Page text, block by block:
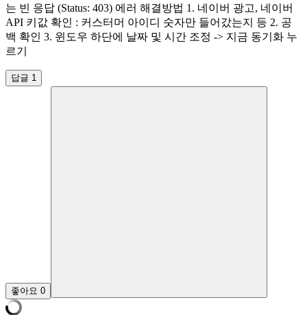
는 빈 응답 (Status: 403) 에러 해결방법 1. 네이버 광고, 네이버
API 키값 확인 : 커스터머 아이디 숫자만 들어갔는지 등 2. 공
백 확인 3. 윈도우 하단에 날짜 및 시간 조정 -> 지금 동기화 누
르기
답글 1
좋아요 0